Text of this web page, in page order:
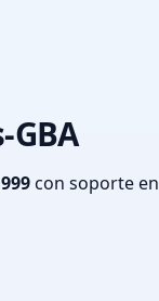
con soporte en